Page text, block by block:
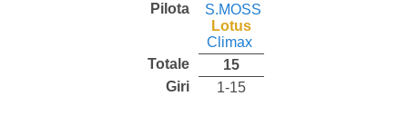
Pilota
S.MOSS
Lotus
Climax
Totale
15
Giri
1-15